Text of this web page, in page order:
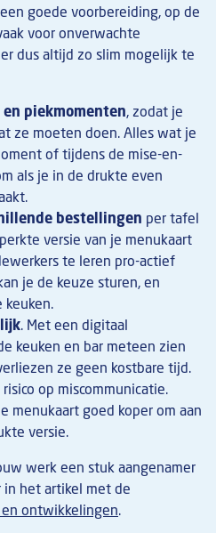
goede voorbereiding, op de
voor onverwachte
dus altijd zo slim mogelijk te
piekmomenten, zodat je
ze moeten doen. Alles wat je
of tijdens de mise-en-
als je in de drukte even
bestellingen per tafel
versie van je menukaart
te leren pro-actief
je de keuze sturen, en
keuken.
. Met een digitaal
keuken en bar meteen zien
ze geen kostbare tijd.
op miscommunicatie.
menukaart goed koper om aan
versie.
werk een stuk aangenamer
in het artikel met de
ontwikkelingen.